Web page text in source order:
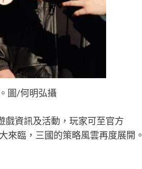
圖/何明弘攝
戲資訊及活動，玩家可至官方
來臨，三國的策略風雲再度展開。